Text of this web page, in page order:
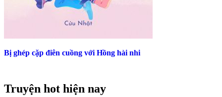
Bị ghép cặp điên cuồng với Hồng hài nhi
Truyện hot hiện nay